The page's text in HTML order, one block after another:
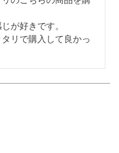
が好きです。
リで購入して良かっ